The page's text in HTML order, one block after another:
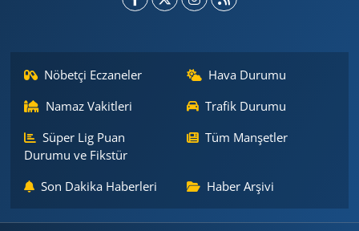
Nöbetçi Eczaneler
Hava Durumu
Namaz Vakitleri
Trafik Durumu
Süper Lig Puan
Durumu ve Fikstür
Tüm Manşetler
Son Dakika Haberleri Haber Arşivi